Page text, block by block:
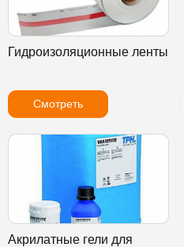
Гидроизоляционные ленты
Смотреть
Акрилатные гели для